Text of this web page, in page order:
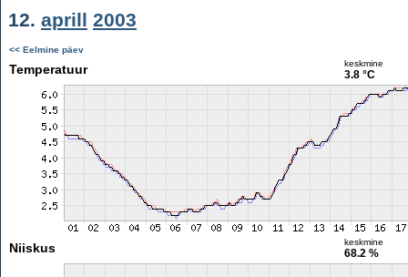
12. aprill 2003
<< Eelmine päev
Temperatuur keskmine
3.8 °C
Niiskus keskmine
68.2 %